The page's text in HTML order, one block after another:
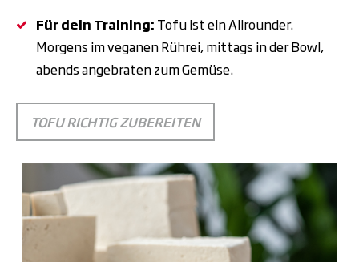
Für dein Training: Tofu ist ein Allrounder.
Morgens im veganen Rührei, mittags in der Bowl,
abends angebraten zum Gemüse.
TOFU RICHTIG ZUBEREITEN